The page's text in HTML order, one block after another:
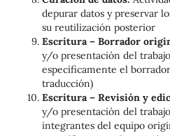
depurar datos y preservar
su reutilización posterior
Escritura – Borrador
y/o presentación del
específicamente el
traducción)
Escritura – Revisión y
y/o presentación del
integrantes del equipo